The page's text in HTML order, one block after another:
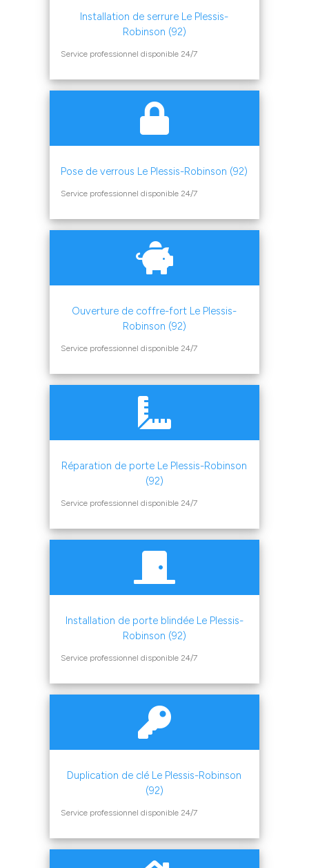
Installation de serrure Le Plessis-
Robinson (92)
Service professionnel disponible 24/7
Pose de verrous Le Plessis-Robinson (92)
Service professionnel disponible 24/7
Ouverture de coffre-fort Le Plessis-
Robinson (92)
Service professionnel disponible 24/7
Réparation de porte Le Plessis-Robinson
(92)
Service professionnel disponible 24/7
Installation de porte blindée Le Plessis-
Robinson (92)
Service professionnel disponible 24/7
Duplication de clé Le Plessis-Robinson
(92)
Service professionnel disponible 24/7